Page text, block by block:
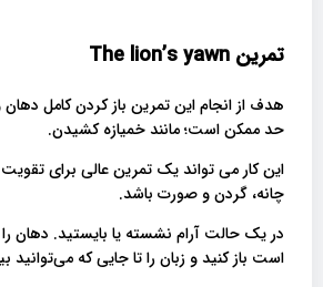
تمرین The lion’s yawn
هدف از انجام این تمرین باز کردن کامل دهان
حد ممکن است؛ مانند خمیازه کشیدن.
این کار می تواند یک تمرین عالی برای
چانه، گردن و صورت باشد.
در یک حالت آرام نشسته یا بایستید. دهان
است باز کنید و زبان را تا جایی که می‌توانید